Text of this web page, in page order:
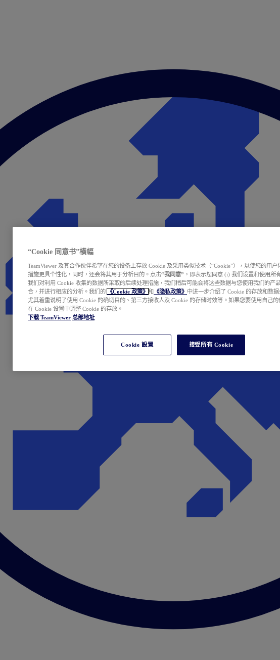
“Cookie 同意书”横幅
TeamViewer 及其合作伙伴希望在您的设备上存放 Cookie 及采用类似技术（“Cookie”），以使您的用户
措施更具个性化，同时，还会将其用于分析目的。点击“我同意” ，即表示您同意 (i) 我们设置和使用所
我们对利用 Cookie 收集的数据所采取的后续处理措施，我们稍后可能会将这些数据与您使用我们的产
合，并进行相应的分析。我们的
《Cookie 政策》 和 《隐私政策》 中进一步介绍了 Cookie 的存放和数据
尤其着重说明了使用 Cookie 的确切目的、第三方接收人及 Cookie 的存储时效等。如果您要使用自己
在 Cookie 设置中调整 Cookie 的存放。
下载 TeamViewer 总部地址
Cookie 設置 接受所有 Cookie